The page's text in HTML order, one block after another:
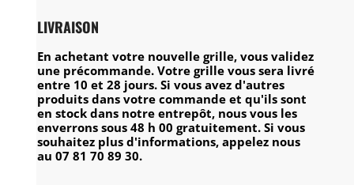
LIVRAISON
En achetant votre nouvelle grille, vous validez
une précommande. Votre grille vous sera livré
entre 10 et 28 jours. Si vous avez d'autres
produits dans votre commande et qu'ils sont
en stock dans notre entrepôt, nous vous les
enverrons sous 48 h 00 gratuitement. Si vous
souhaitez plus d'informations, appelez nous
au 07 81 70 89 30.